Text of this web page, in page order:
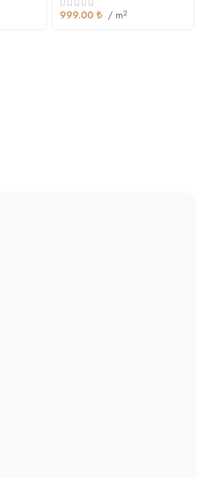
999.00 ₺ / m2